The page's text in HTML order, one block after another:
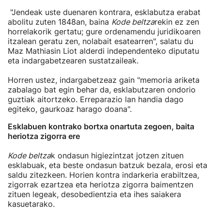
"Jendeak uste duenaren kontrara, esklabutza erabat
abolitu zuten 1848an, baina Kode beltzarekin ez zen
horrelakorik gertatu; gure ordenamendu juridikoaren
itzalean geratu zen, nolabait esatearren", salatu du
Maz Mathiasin Liot alderdi independenteko diputatu
eta indargabetzearen sustatzaileak.
Horren ustez, indargabetzeaz gain "memoria ariketa
zabalago bat egin behar da, esklabutzaren ondorio
guztiak aitortzeko. Erreparazio lan handia dago
egiteko, gaurkoaz harago doana".
Esklabuen kontrako bortxa onartuta zegoen, baita
heriotza zigorra ere
Kode beltzak ondasun higiezintzat jotzen zituen
esklabuak, eta beste ondasun batzuk bezala, erosi eta
saldu zitezkeen. Horien kontra indarkeria erabiltzea,
zigorrak ezartzea eta heriotza zigorra baimentzen
zituen legeak, desobedientzia eta ihes saiakera
kasuetarako.